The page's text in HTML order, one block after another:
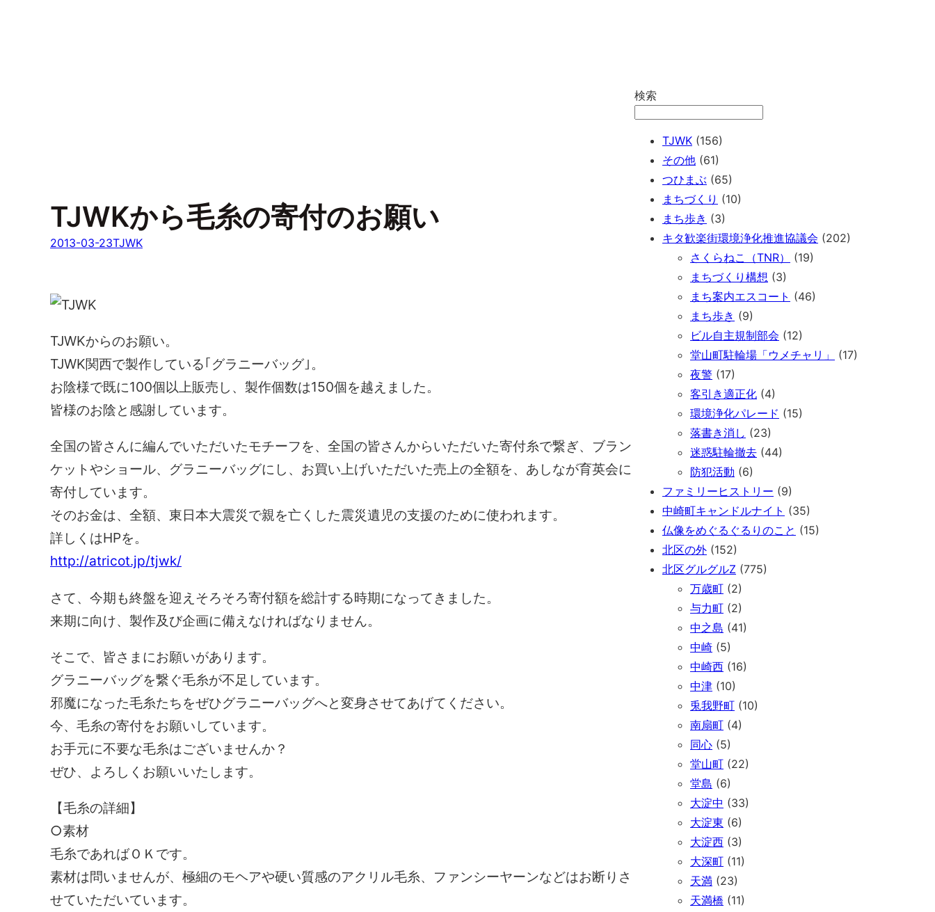
TJWKから毛糸の寄付のお願い
2013-03-23TJWK
TJWKからのお願い。
TJWK関西で製作している｢グラニーバッグ｣。
お陰様で既に100個以上販売し、製作個数は150個を越えました。
皆様のお陰と感謝しています。
全国の皆さんに編んでいただいたモチーフを、全国の皆さんからいただいた寄付糸で繋ぎ、ブラン
ケットやショール、グラニーバッグにし、お買い上げいただいた売上の全額を、あしなが育英会に
寄付しています。
そのお金は、全額、東日本大震災で親を亡くした震災遺児の支援のために使われます。
詳しくはHPを。
http://atricot.jp/tjwk/
さて、今期も終盤を迎えそろそろ寄付額を総計する時期になってきました。
来期に向け、製作及び企画に備えなければなりません。
そこで、皆さまにお願いがあります。
グラニーバッグを繋ぐ毛糸が不足しています。
邪魔になった毛糸たちをぜひグラニーバッグへと変身させてあげてください。
今、毛糸の寄付をお願いしています。
お手元に不要な毛糸はございませんか？
ぜひ、よろしくお願いいたします。
【毛糸の詳細】
○素材
毛糸であればＯＫです。
素材は問いませんが、極細のモヘアや硬い質感のアクリル毛糸、ファンシーヤーンなどはお断りさ
せていただいています。
検索
TJWK (156)
その他 (61)
つひまぶ (65)
まちづくり (10)
まち歩き (3)
キタ歓楽街環境浄化推進協議会 (202)
さくらねこ（TNR）
(19)
まちづくり構想 (3)
まち案内エスコート (46)
まち歩き (9)
ビル自主規制部会 (12)
堂山町駐輪場「ウメチャリ」
(17)
夜警 (17)
客引き適正化 (4)
環境浄化パレード (15)
落書き消し (23)
迷惑駐輪撤去 (44)
防犯活動 (6)
ファミリーヒストリー (9)
中崎町キャンドルナイト (35)
仏像をめぐるぐるりのこと (15)
北区の外 (152)
北区グルグルZ (775)
万歳町 (2)
与力町 (2)
中之島 (41)
中崎 (5)
中崎西 (16)
中津 (10)
兎我野町 (10)
南扇町 (4)
同心 (5)
堂山町 (22)
堂島 (6)
大淀中 (33)
大淀東 (6)
大淀西 (3)
大深町 (11)
天満 (23)
天満橋 (11)